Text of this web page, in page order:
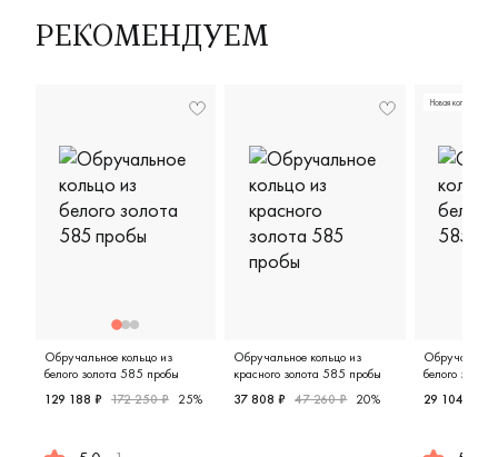
РЕКОМЕНДУЕМ
Обручальное кольцо из
белого золота 585 пробы
129 188 ₽ 172 250 ₽ 25%
Обручальное кольцо из
красного золота 585 пробы
Женские, мужские, парные,
37 808 ₽ 47 260 ₽ 20%
Новая коллекция
белого
29 104 ₽